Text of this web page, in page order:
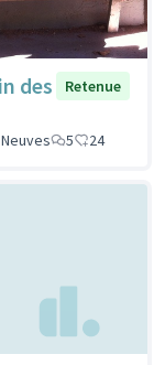
des
Retenue
5 24